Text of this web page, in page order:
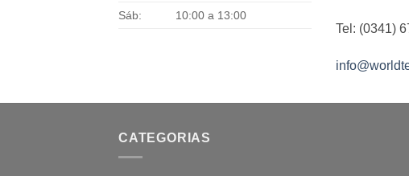
Sáb: 10:00 a 13:00
Tel: (0341)
CATEGORIAS